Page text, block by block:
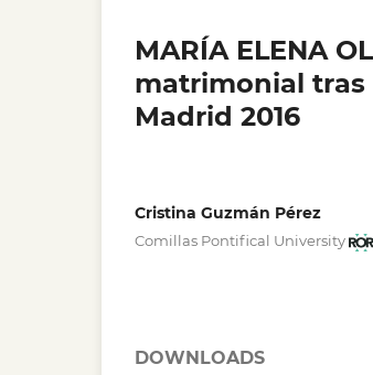
MARÍA ELENA
matrimonial tras
Madrid 2016
Cristina Guzmán Pérez
Comillas Pontifical University
DOWNLOADS